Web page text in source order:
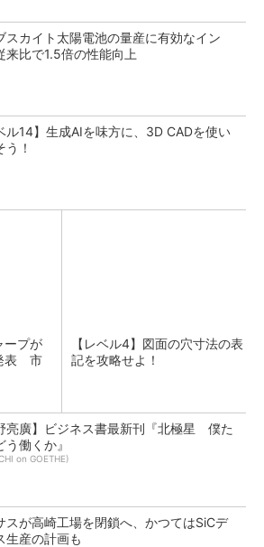
スカイト太陽電池の量産に有効なイン
来比で1.5倍の性能向上
ル14】生成AIを味方に、3D CADを使い
う！
ープが
表 市
【レベル4】図面の穴寸法の表
記を攻略せよ！
亮廣】ビジネス書最新刊『北極星 僕た
う働くか』
on GOETHE)
スが高崎工場を閉鎖へ、かつてはSiCデ
生産の計画も